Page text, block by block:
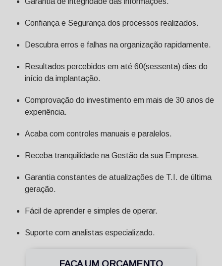
Confiança e Segurança dos processos realizados.
Descubra erros e falhas na organização rapidamente.
Resultados percebidos em até 60(sessenta) dias do
início da implantação.
Comprovação do investimento em mais de 30 anos de
experiência.
Acaba com controles manuais e paralelos.
Receba tranquilidade na Gestão da sua Empresa.
Garantia constantes de atualizações de T.I. de última
geração.
Fácil de aprender e simples de operar.
Suporte com analistas especializado.
FAÇA UM ORÇAMENTO